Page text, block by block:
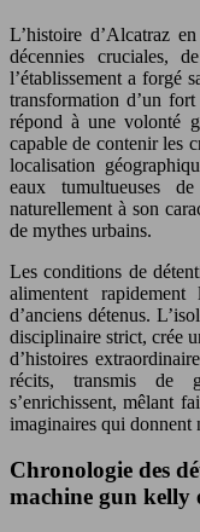
L’histoire d’Alcatraz
décennies cruciales,
l’établissement a forgé
transformation d’un
répond à une volonté
capable de contenir les
localisation
eaux tumultueuses
naturellement à son
de mythes urbains.
Les conditions de
alimentent
d’anciens détenus.
disciplinaire strict, crée
d’histoires
récits, transmis de
s’enrichissent, mêlant
imaginaires qui donnent
Chronologie des
machine gun kelly